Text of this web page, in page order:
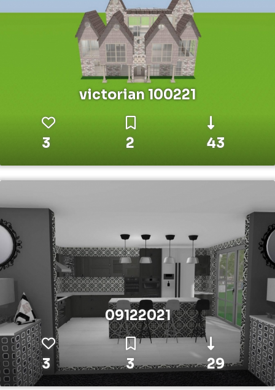
victorian 100221
3 2 43
09122021
3 3 29